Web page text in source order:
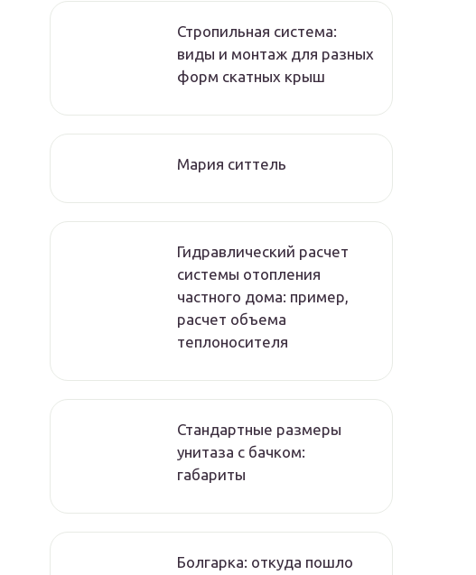
Стропильная система:
виды и монтаж для разных
форм скатных крыш
Мария ситтель
Гидравлический расчет
системы отопления
частного дома: пример,
расчет объема
теплоносителя
Стандартные размеры
унитаза с бачком:
габариты
Болгарка: откуда пошло